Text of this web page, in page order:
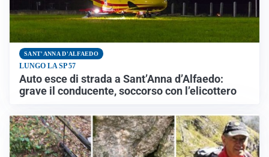
SANT'ANNA D'ALFAEDO
LUNGO LA SP 57
Auto esce di strada a Sant’Anna d’Alfaedo:
grave il conducente, soccorso con l’elicottero